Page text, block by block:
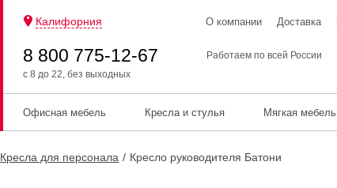
Калифорния О компании Доставка
8 800 775-12-67
с 8 до 22, без выходных
Работаем по всей России
Офисная мебель Кресла и стулья Мягкая мебель
Кресла для персонала Кресло руководителя Батони